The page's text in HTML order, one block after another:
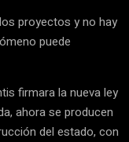
proyectos y no hay
puede
firmara la nueva ley
ahora se producen
del estado, con